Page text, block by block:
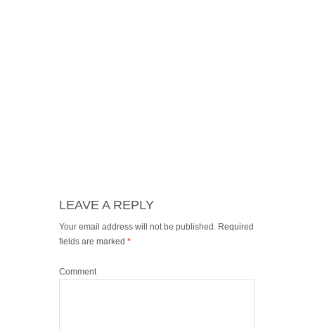
LEAVE A REPLY
Your email address will not be published. Required
fields are marked *
Comment